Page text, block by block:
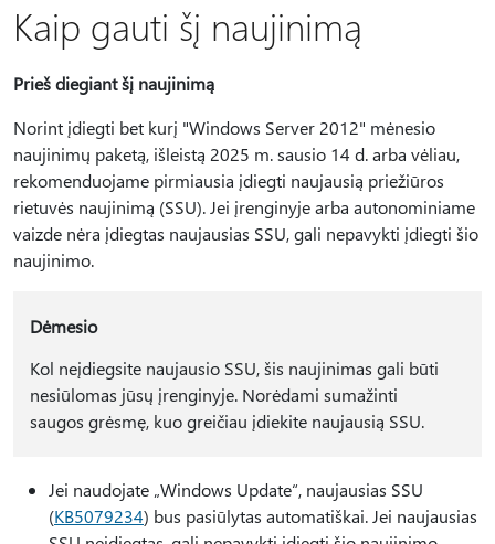
Kaip gauti šį naujinimą
Prieš diegiant šį naujinimą
Norint įdiegti bet kurį "Windows Server 2012" mėnesio
naujinimų paketą, išleistą 2025 m. sausio 14 d. arba vėliau,
rekomenduojame pirmiausia įdiegti naujausią priežiūros
rietuvės naujinimą (SSU). Jei įrenginyje arba autonominiame
vaizde nėra įdiegtas naujausias SSU, gali nepavykti įdiegti šio
naujinimo.
Dėmesio
Kol neįdiegsite naujausio SSU, šis naujinimas gali būti
nesiūlomas jūsų įrenginyje. Norėdami sumažinti
saugos grėsmę, kuo greičiau įdiekite naujausią SSU.
Jei naudojate „Windows Update“, naujausias SSU
(KB5079234) bus pasiūlytas automatiškai. Jei naujausias